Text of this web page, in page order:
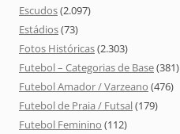
Escudos(2.097)
Estádios(73)
Fotos Históricas(2.303)
Futebol – Categorias de Base(381)
Futebol Amador / Varzeano (476)
Futebol de Praia / Futsal(179)
Futebol Feminino (112)